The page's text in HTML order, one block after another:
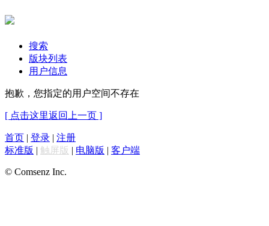
搜索
版块列表
用户信息
抱歉，您指定的用户空间不存在
[ 点击这里返回上一页 ]
首页 | 登录 | 注册
标准版 | 触屏版 | 电脑版 | 客户端
© Comsenz Inc.